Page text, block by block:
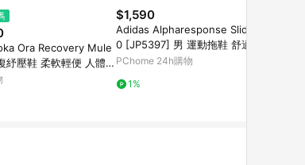
Ora Recovery Mule
紓壓鞋 柔軟輕便 人體工
撐 男款厚底增高 洞洞
$1,590
Adidas Alpharesponse Slide 2.
0 [JP5397] 男 運動拖鞋 舒適 黑
PChome 24h購物
1%